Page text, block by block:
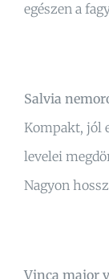
egészen a
Salvia
Kompakt, jól
levelei
Nagyon
Vinca major